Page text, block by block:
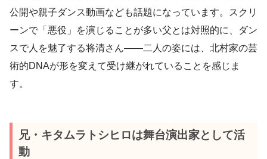
公開や親子ダンス動画なども話題になっています。スクリ
ーンで「悪役」を演じることが多い父とは対照的に、ダン
スで人を魅了する将清さん——二人の姿には、北村家の芸
術的DNAが形を変えて受け継がれていることを感じま
す。
兄・キタムラトシヒロは舞台演出家として活
動